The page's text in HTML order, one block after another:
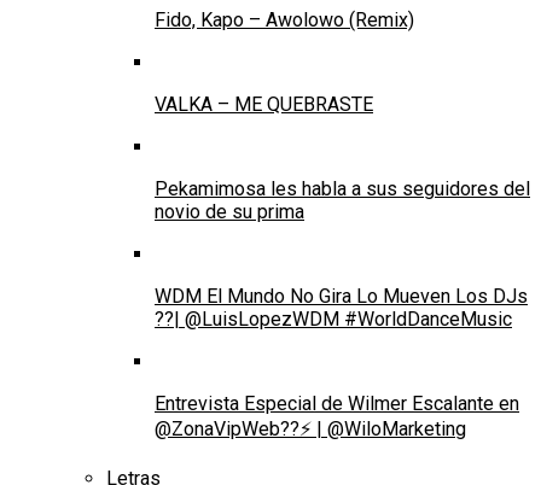
Fido, Kapo – Awolowo (Remix)
VALKA – ME QUEBRASTE
Pekamimosa les habla a sus seguidores del
novio de su prima
WDM El Mundo No Gira Lo Mueven Los DJs
??| @LuisLopezWDM #WorldDanceMusic
Entrevista Especial de Wilmer Escalante en
@ZonaVipWeb??⚡ | @WiloMarketing
Letras